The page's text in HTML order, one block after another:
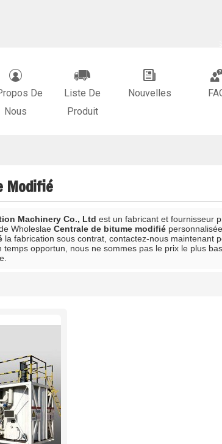
De
Nous
Liste De
Produit
Nouvelles
Modifié
Machinery Co., Ltd est un fabricant et fournisseur
Wholeslae Centrale de bitume modifié
la fabrication sous contrat, contactez-nous maintenant
temps opportun, nous ne sommes pas le prix le plus